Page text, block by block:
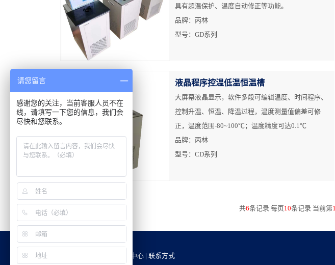
具有超温保护、温度自动修正等功能。
品牌：丙林
型号：GD系列
液晶程序控温低温恒温槽
大屏幕液晶显示，软件多段可编辑温度、时间程序、
控制升温、恒温、降温过程，温度测量值偏差可修
正，温度范围-80~100℃；温度精度可达0.1℃
品牌：丙林
型号：CD系列
共6条记录 每页10条记录 当前第1
产品中心 | 联系方式
请您留言
感谢您的关注，当前客服人员不在
线，请填写一下您的信息，我们会
尽快和您联系。